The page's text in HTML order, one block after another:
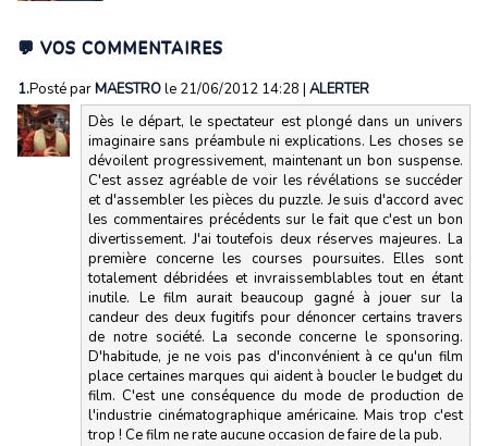
💬 VOS COMMENTAIRES
1.Posté parMAESTROle 21/06/2012 14:28 | ALERTER
Dès le départ, le spectateur est plongé dans un univers
imaginaire sans préambule ni explications. Les choses se
dévoilent progressivement, maintenant un bon suspense.
C'est assez agréable de voir les révélations se succéder
et d'assembler les pièces du puzzle. Je suis d'accord avec
les commentaires précédents sur le fait que c'est un bon
divertissement. J'ai toutefois deux réserves majeures. La
première concerne les courses poursuites. Elles sont
totalement débridées et invraissemblables tout en étant
inutile. Le film aurait beaucoup gagné à jouer sur la
candeur des deux fugitifs pour dénoncer certains travers
de notre société. La seconde concerne le sponsoring.
D'habitude, je ne vois pas d'inconvénient à ce qu'un film
place certaines marques qui aident à boucler le budget du
film. C'est une conséquence du mode de production de
l'industrie cinématographique américaine. Mais trop c'est
trop ! Ce film ne rate aucune occasion de faire de la pub.